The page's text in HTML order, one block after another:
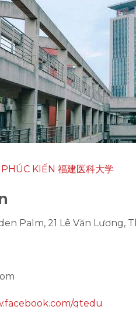
KIẾN 福建医科大学
Palm, 21 Lê Văn Lương,
qtedu